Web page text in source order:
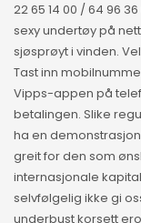
22 65 14 00 / 64 96
sexy undertøy på
sjøsprøyt i vinden.
Tast inn
Vipps-appen på
betalingen. Slike
ha en
greit for den som
internasjonale
selvfølgelig ikke gi
underbust korsett